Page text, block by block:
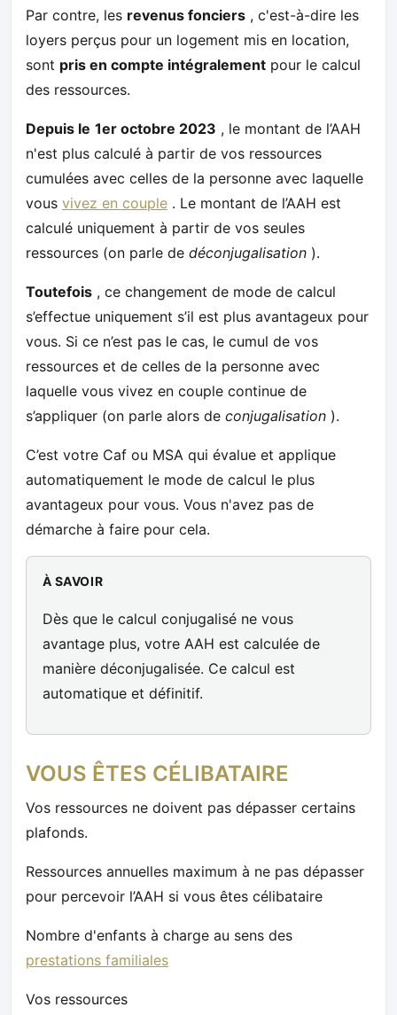
Par contre, les revenus fonciers , c'est-à-dire les
loyers perçus pour un logement mis en location,
sont pris en compte intégralement pour le calcul
des ressources.
Depuis le 1er octobre 2023 , le montant de l’AAH
n'est plus calculé à partir de vos ressources
cumulées avec celles de la personne avec laquelle
vous vivez en couple . Le montant de l’AAH est
calculé uniquement à partir de vos seules
ressources (on parle de déconjugalisation ).
Toutefois , ce changement de mode de calcul
s’effectue uniquement s’il est plus avantageux pour
vous. Si ce n’est pas le cas, le cumul de vos
ressources et de celles de la personne avec
laquelle vous vivez en couple continue de
s’appliquer (on parle alors de conjugalisation ).
C’est votre Caf ou MSA qui évalue et applique
automatiquement le mode de calcul le plus
avantageux pour vous. Vous n'avez pas de
démarche à faire pour cela.
À SAVOIR
Dès que le calcul conjugalisé ne vous
avantage plus, votre AAH est calculée de
manière déconjugalisée. Ce calcul est
automatique et définitif.
VOUS ÊTES CÉLIBATAIRE
Vos ressources ne doivent pas dépasser certains
plafonds.
Ressources annuelles maximum à ne pas dépasser
pour percevoir l’AAH si vous êtes célibataire
Nombre d'enfants à charge au sens des
prestations familiales
Vos ressources